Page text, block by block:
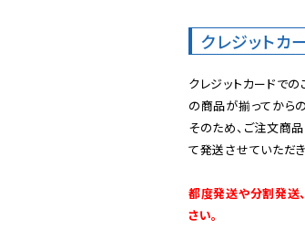
クレジットカ
クレジットカードで
の商品が揃ってから
そのため、ご注文商
て発送させていただき
都度発送や分割発送
さい。